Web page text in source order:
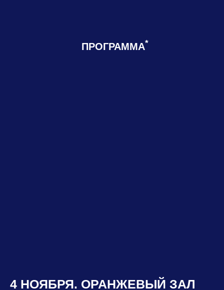
ПРОГРАММА*
4 НОЯБРЯ. ОРАНЖЕВЫЙ ЗАЛ